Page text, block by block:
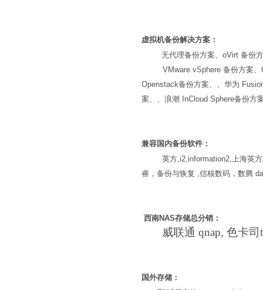
虚拟机备份解决方案：
无代理备份方案、oVirt 备份
VMware vSphere 备份方案、
Openstack备份方案、、华为
案、、浪潮 InCloud Sphere备份方
兼容国内备份软件：
英方,i2,information2,上海英
睿，备份与恢复 ,信核数码，数腾
西南NAS存储总分销：
威联通 qnap, 色卡司
国外存储：